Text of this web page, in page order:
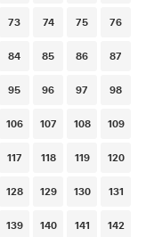
73 74 75 76
84 85 86 87
95 96 97 98
106 107 108 109
117 118 119 120
128 129 130 131
139 140 141 142